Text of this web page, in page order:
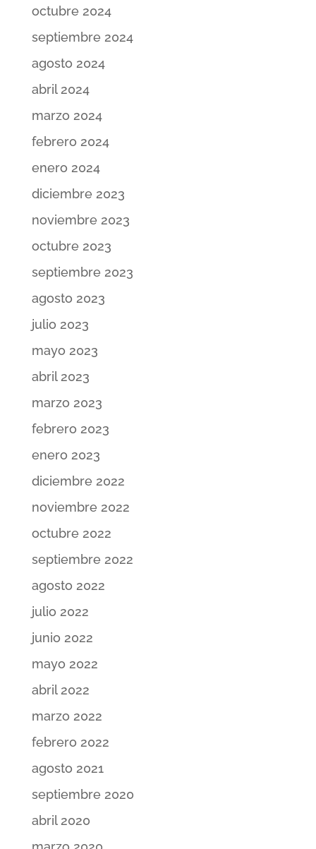
octubre 2024
septiembre 2024
agosto 2024
abril 2024
marzo 2024
febrero 2024
enero 2024
diciembre 2023
noviembre 2023
octubre 2023
septiembre 2023
agosto 2023
julio 2023
mayo 2023
abril 2023
marzo 2023
febrero 2023
enero 2023
diciembre 2022
noviembre 2022
octubre 2022
septiembre 2022
agosto 2022
julio 2022
junio 2022
mayo 2022
abril 2022
marzo 2022
febrero 2022
agosto 2021
septiembre 2020
abril 2020